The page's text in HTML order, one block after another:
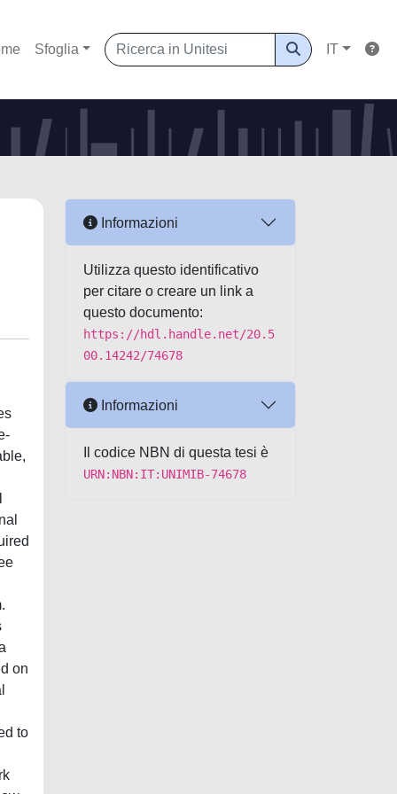
Sfoglia IT
on
to
Informazioni
Utilizza questo identificativo
per citare o creare un link a
questo documento:
https://hdl.handle.net/20.5
00.14242/74678
Informazioni
Il codice NBN di questa tesi è
URN:NBN:IT:UNIMIB-74678